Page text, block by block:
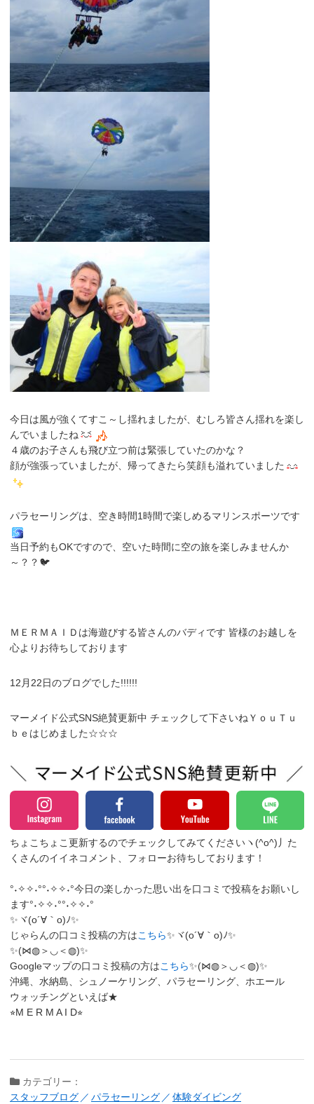
今日は風が強くてすこ～し揺れましたが、むしろ皆さん揺れを楽し
んでいましたね
４歳のお子さんも飛び立つ前は緊張していたのかな？
顔が強張っていましたが、帰ってきたら笑顔も溢れていました
パラセーリングは、空き時間1時間で楽しめるマリンスポーツです
当日予約もOKですので、空いた時間に空の旅を楽しみませんか
～？？🐦
ＭＥＲＭＡＩＤは海遊びする皆さんのバディです 皆様のお越しを
心よりお待ちしております
12月22日のブログでした!!!!!!
マーメイド公式SNS絶賛更新中 チェックして下さいねＹｏｕＴｕ
ｂｅはじめました☆☆☆
ちょこちょこ更新するのでチェックしてみてくださいヽ(^o^)丿 た
くさんのイイネコメント、フォローお待ちしております！
°˖✧✧˖°°˖✧✧˖°今日の楽しかった思い出を口コミで投稿をお願いし
ます°˖✧✧˖°°˖✧✧˖°
✨ヾ(o´∀｀o)ﾉ✨
じゃらんの口コミ投稿の方はこちら✨ヾ(o´∀｀o)ﾉ✨
✨(⋈◍＞◡＜◍)✨
Googleマップの口コミ投稿の方はこちら✨(⋈◍＞◡＜◍)✨
沖縄、水納島、シュノーケリング、パラセーリング、ホエール
ウォッチングといえば★
⭐︎M E R M A I D⭐︎
カテゴリー：
スタッフブログ
パラセーリング 体験ダイビング